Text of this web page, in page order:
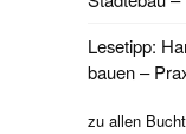
Lesetipp:
bauen –
zu allen